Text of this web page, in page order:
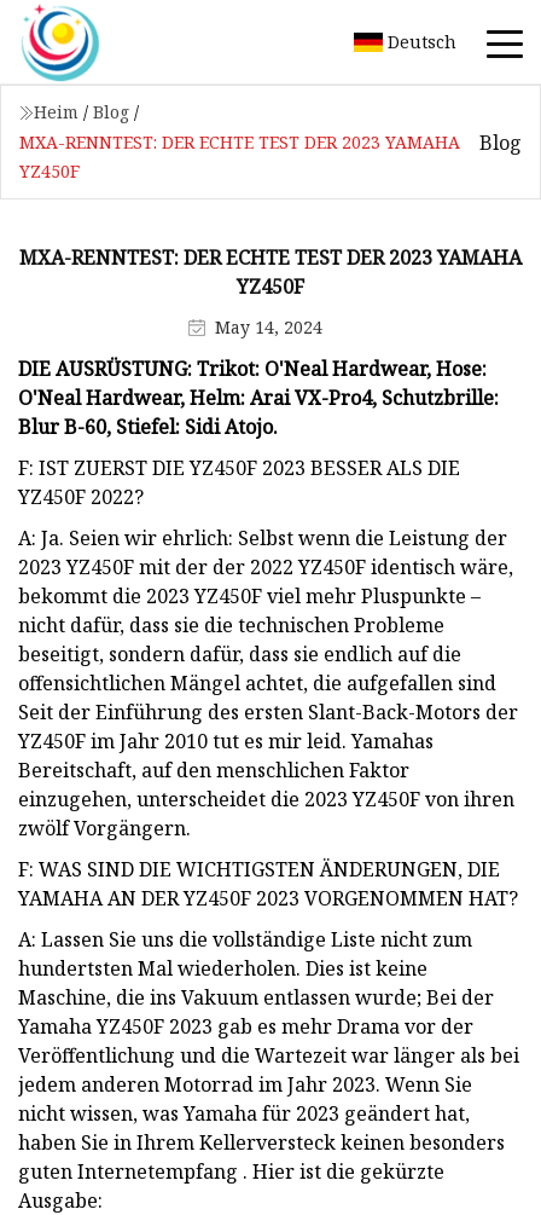
Deutsch
Heim / Blog /
MXA-RENNTEST: DER ECHTE TEST DER 2023 YAMAHA
YZ450F
Blog
MXA-RENNTEST: DER ECHTE TEST DER 2023 YAMAHA
YZ450F
May 14, 2024
DIE AUSRÜSTUNG: Trikot: O'Neal Hardwear, Hose:
O'Neal Hardwear, Helm: Arai VX-Pro4, Schutzbrille:
Blur B-60, Stiefel: Sidi Atojo.
F: IST ZUERST DIE YZ450F 2023 BESSER ALS DIE
YZ450F 2022?
A: Ja. Seien wir ehrlich: Selbst wenn die Leistung der
2023 YZ450F mit der der 2022 YZ450F identisch wäre,
bekommt die 2023 YZ450F viel mehr Pluspunkte –
nicht dafür, dass sie die technischen Probleme
beseitigt, sondern dafür, dass sie endlich auf die
offensichtlichen Mängel achtet, die aufgefallen sind
Seit der Einführung des ersten Slant-Back-Motors der
YZ450F im Jahr 2010 tut es mir leid. Yamahas
Bereitschaft, auf den menschlichen Faktor
einzugehen, unterscheidet die 2023 YZ450F von ihren
zwölf Vorgängern.
F: WAS SIND DIE WICHTIGSTEN ÄNDERUNGEN, DIE
YAMAHA AN DER YZ450F 2023 VORGENOMMEN HAT?
A: Lassen Sie uns die vollständige Liste nicht zum
hundertsten Mal wiederholen. Dies ist keine
Maschine, die ins Vakuum entlassen wurde; Bei der
Yamaha YZ450F 2023 gab es mehr Drama vor der
Veröffentlichung und die Wartezeit war länger als bei
jedem anderen Motorrad im Jahr 2023. Wenn Sie
nicht wissen, was Yamaha für 2023 geändert hat,
haben Sie in Ihrem Kellerversteck keinen besonders
guten Internetempfang . Hier ist die gekürzte
Ausgabe: